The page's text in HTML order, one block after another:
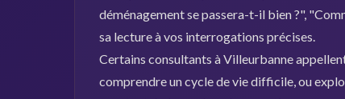
déménagement se passera-t-il bien ?",
sa lecture à vos interrogations précises.
Certains consultants à Villeurbanne
comprendre un cycle de vie difficile, ou